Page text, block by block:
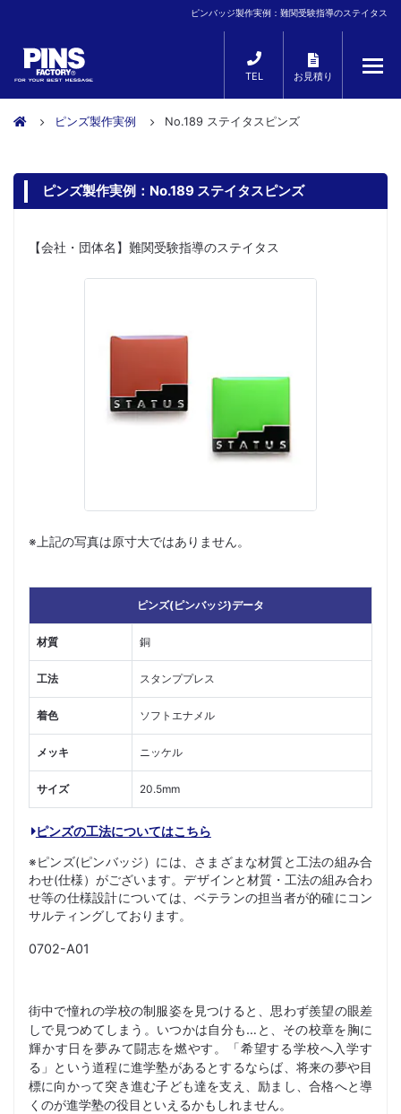
ピンバッジ製作実例：難関受験指導のステイタス
TEL お見積り
ピンズ製作実例 No.189 ステイタスピンズ
ピンズ製作実例：No.189 ステイタスピンズ
【会社・団体名】難関受験指導のステイタス
※上記の写真は原寸大ではありません。
ピンズ(ピンバッジ)データ
材質 銅
工法 スタンププレス
着色 ソフトエナメル
メッキ ニッケル
サイズ 20.5mm
ピンズの工法についてはこちら
※ピンズ(ピンバッジ）には、さまざまな材質と工法の組み合
わせ(仕様）がございます。デザインと材質・工法の組み合わ
せ等の仕様設計については、ベテランの担当者が的確にコン
サルティングしております。
0702-A01
街中で憧れの学校の制服姿を見つけると、思わず羨望の眼差
しで見つめてしまう。いつかは自分も…と、その校章を胸に
輝かす日を夢みて闘志を燃やす。「希望する学校へ入学す
る」という道程に進学塾があるとするならば、将来の夢や目
標に向かって突き進む子ども達を支え、励まし、合格へと導
くのが進学塾の役目といえるかもしれません。